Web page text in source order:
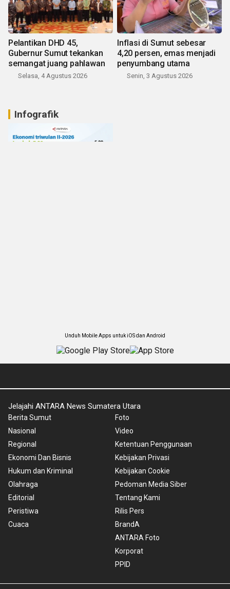
Pelantikan DHD 45,
Gubernur Sumut tekankan
semangat juang pahlawan
Selasa, 4 Agustus 2026
Inflasi di Sumut sebesar
4,20 persen, emas menjadi
penyumbang utama
Senin, 3 Agustus 2026
Infografik
Unduh Mobile Apps untuk iOS dan Android
Jelajahi ANTARA News Sumatera Utara
Berita Sumut
Nasional
Regional
Ekonomi Dan Bisnis
Hukum dan Kriminal
Olahraga
Editorial
Peristiwa
Cuaca
Foto
Video
Ketentuan Penggunaan
Kebijakan Privasi
Kebijakan Cookie
Pedoman Media Siber
Tentang Kami
Rilis Pers
BrandA
ANTARA Foto
Korporat
PPID